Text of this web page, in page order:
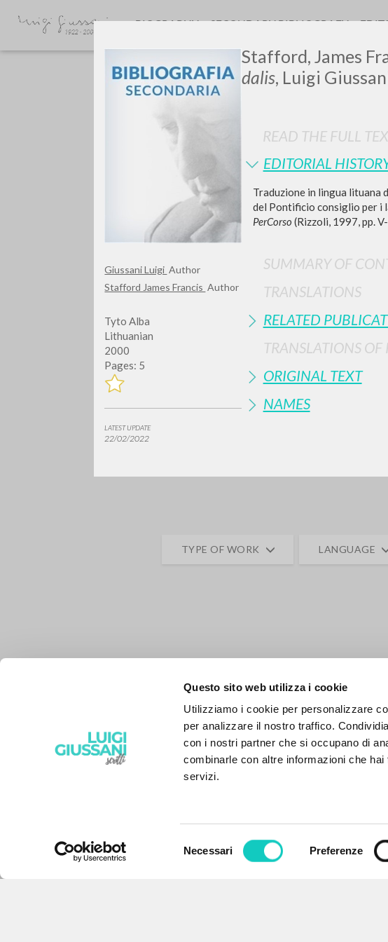
Questo sito web utilizza i cookie
Utilizziamo i cookie per personalizzare
per analizzare il nostro traffico.
con i nostri partner che si occupano di
combinarle con altre informazioni che
servizi.
Necessari Preferenze
Giussani Luigi Author
Stafford James Francis Author
Tyto Alba
Lithuanian
2000
Pages: 5
LATEST UPDATE
22/02/2022
Stafford, James
dalis, Luigi
READ THE FULL
EDITORIAL
Traduzione in lingua lituana
del Pontificio consiglio per i
PerCorso (Rizzoli, 1997, pp.
SUMMARY OF
TRANSLATIONS
RELATED
TRANSLATIONS
ORIGINAL TEXT
NAMES
BIOGRAPHY SECONDARY BIBLIOGRAFY
TYPE OF WORK LANGUAGE
THE PROJECT